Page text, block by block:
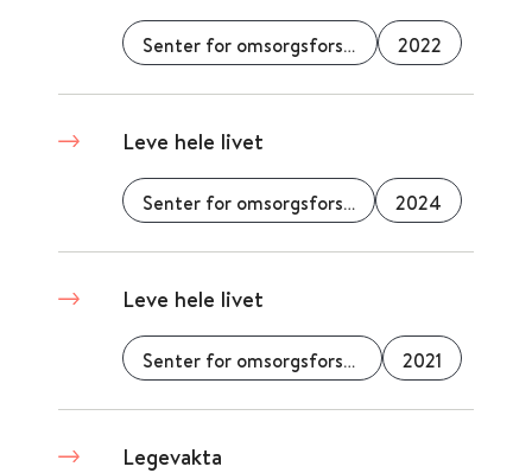
Senter for omsorgsforskning 2022
Leve hele livet
Senter for omsorgsforskning 2024
Leve hele livet
Senter for omsorgsforskning 2021
Legevakta